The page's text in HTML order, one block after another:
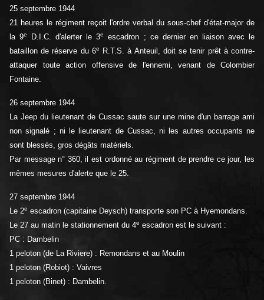
25 septembre 1944
21 heures le régiment reçoit l'ordre verbal du sous-chef d'état-major de
la 9e D.I.C. d'alerter le 3e
escadron ; ce dernier en liaison avec le
bataillon de réserve du 6e
R.T.S. à Anteuil, doit se tenir prêt à contre-
attaquer toute action offensive de l'ennemi, venant de Colombier
Fontaine.
26 septembre 1944
La Jeep du lieutenant de Cussac saute sur une mine d'un barrage ami
non signalé ; ni le lieutenant de Cussac, ni les autres occupants ne
sont blessés, gros dégâts matériels.
Par message n° 360, il est ordonné au régiment de prendre ce jour, les
mêmes mesures d'alerte que le 25.
27 septembre 1944
Le 2e escadron (capitaine Deysch) transporte son PC à Hyemondans.
Le 27 au matin le stationnement du 4e escadron est le suivant :
PC : Dambelin
1 peloton (de La Riviere) : Remondans et au Moulin
1 peloton (Robiot) : Vaivres
1 peloton (Binet) : Dambelin.